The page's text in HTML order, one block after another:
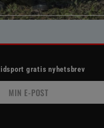
gratis nyhetsbrev